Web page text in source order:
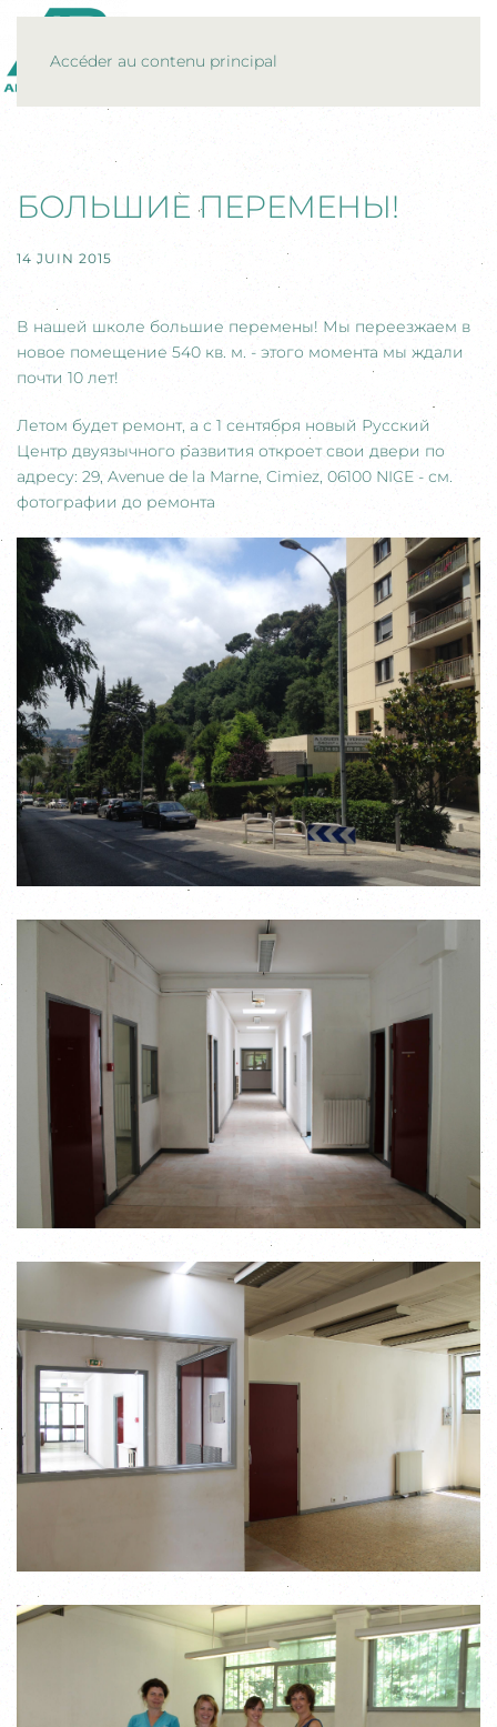
Accéder au contenu principal
БОЛЬШИЕ ПЕРЕМЕНЫ!
14 JUIN 2015
В нашей школе большие перемены! Мы переезжаем в
новое помещение 540 кв. м. - этого момента мы ждали
почти 10 лет!
Летом будет ремонт, а с 1 сентября новый Русский
Центр двуязычного развития откроет свои двери по
адресу: 29, Avenue de la Marne, Cimiez, 06100 NICE - см.
фотографии до ремонта